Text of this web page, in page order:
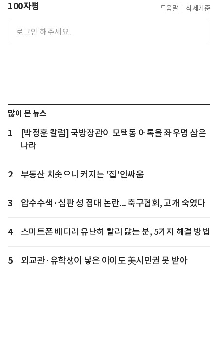
100자평 도움말 삭제기준
많이 본 뉴스
1
[박정훈 칼럼] 국방장관이 모택동 어록을 좌우명 삼은
나라
2 부동산 치솟으니 커지는 '집'안싸움
3 압수수색·심판 성 접대 논란... 축구협회, 고개 숙였다
4 스마트폰 배터리 유난히 빨리 닳는 분, 5가지 해결 방법
5 외교관·유학생이 낳은 아이도 美시민권 못 받아